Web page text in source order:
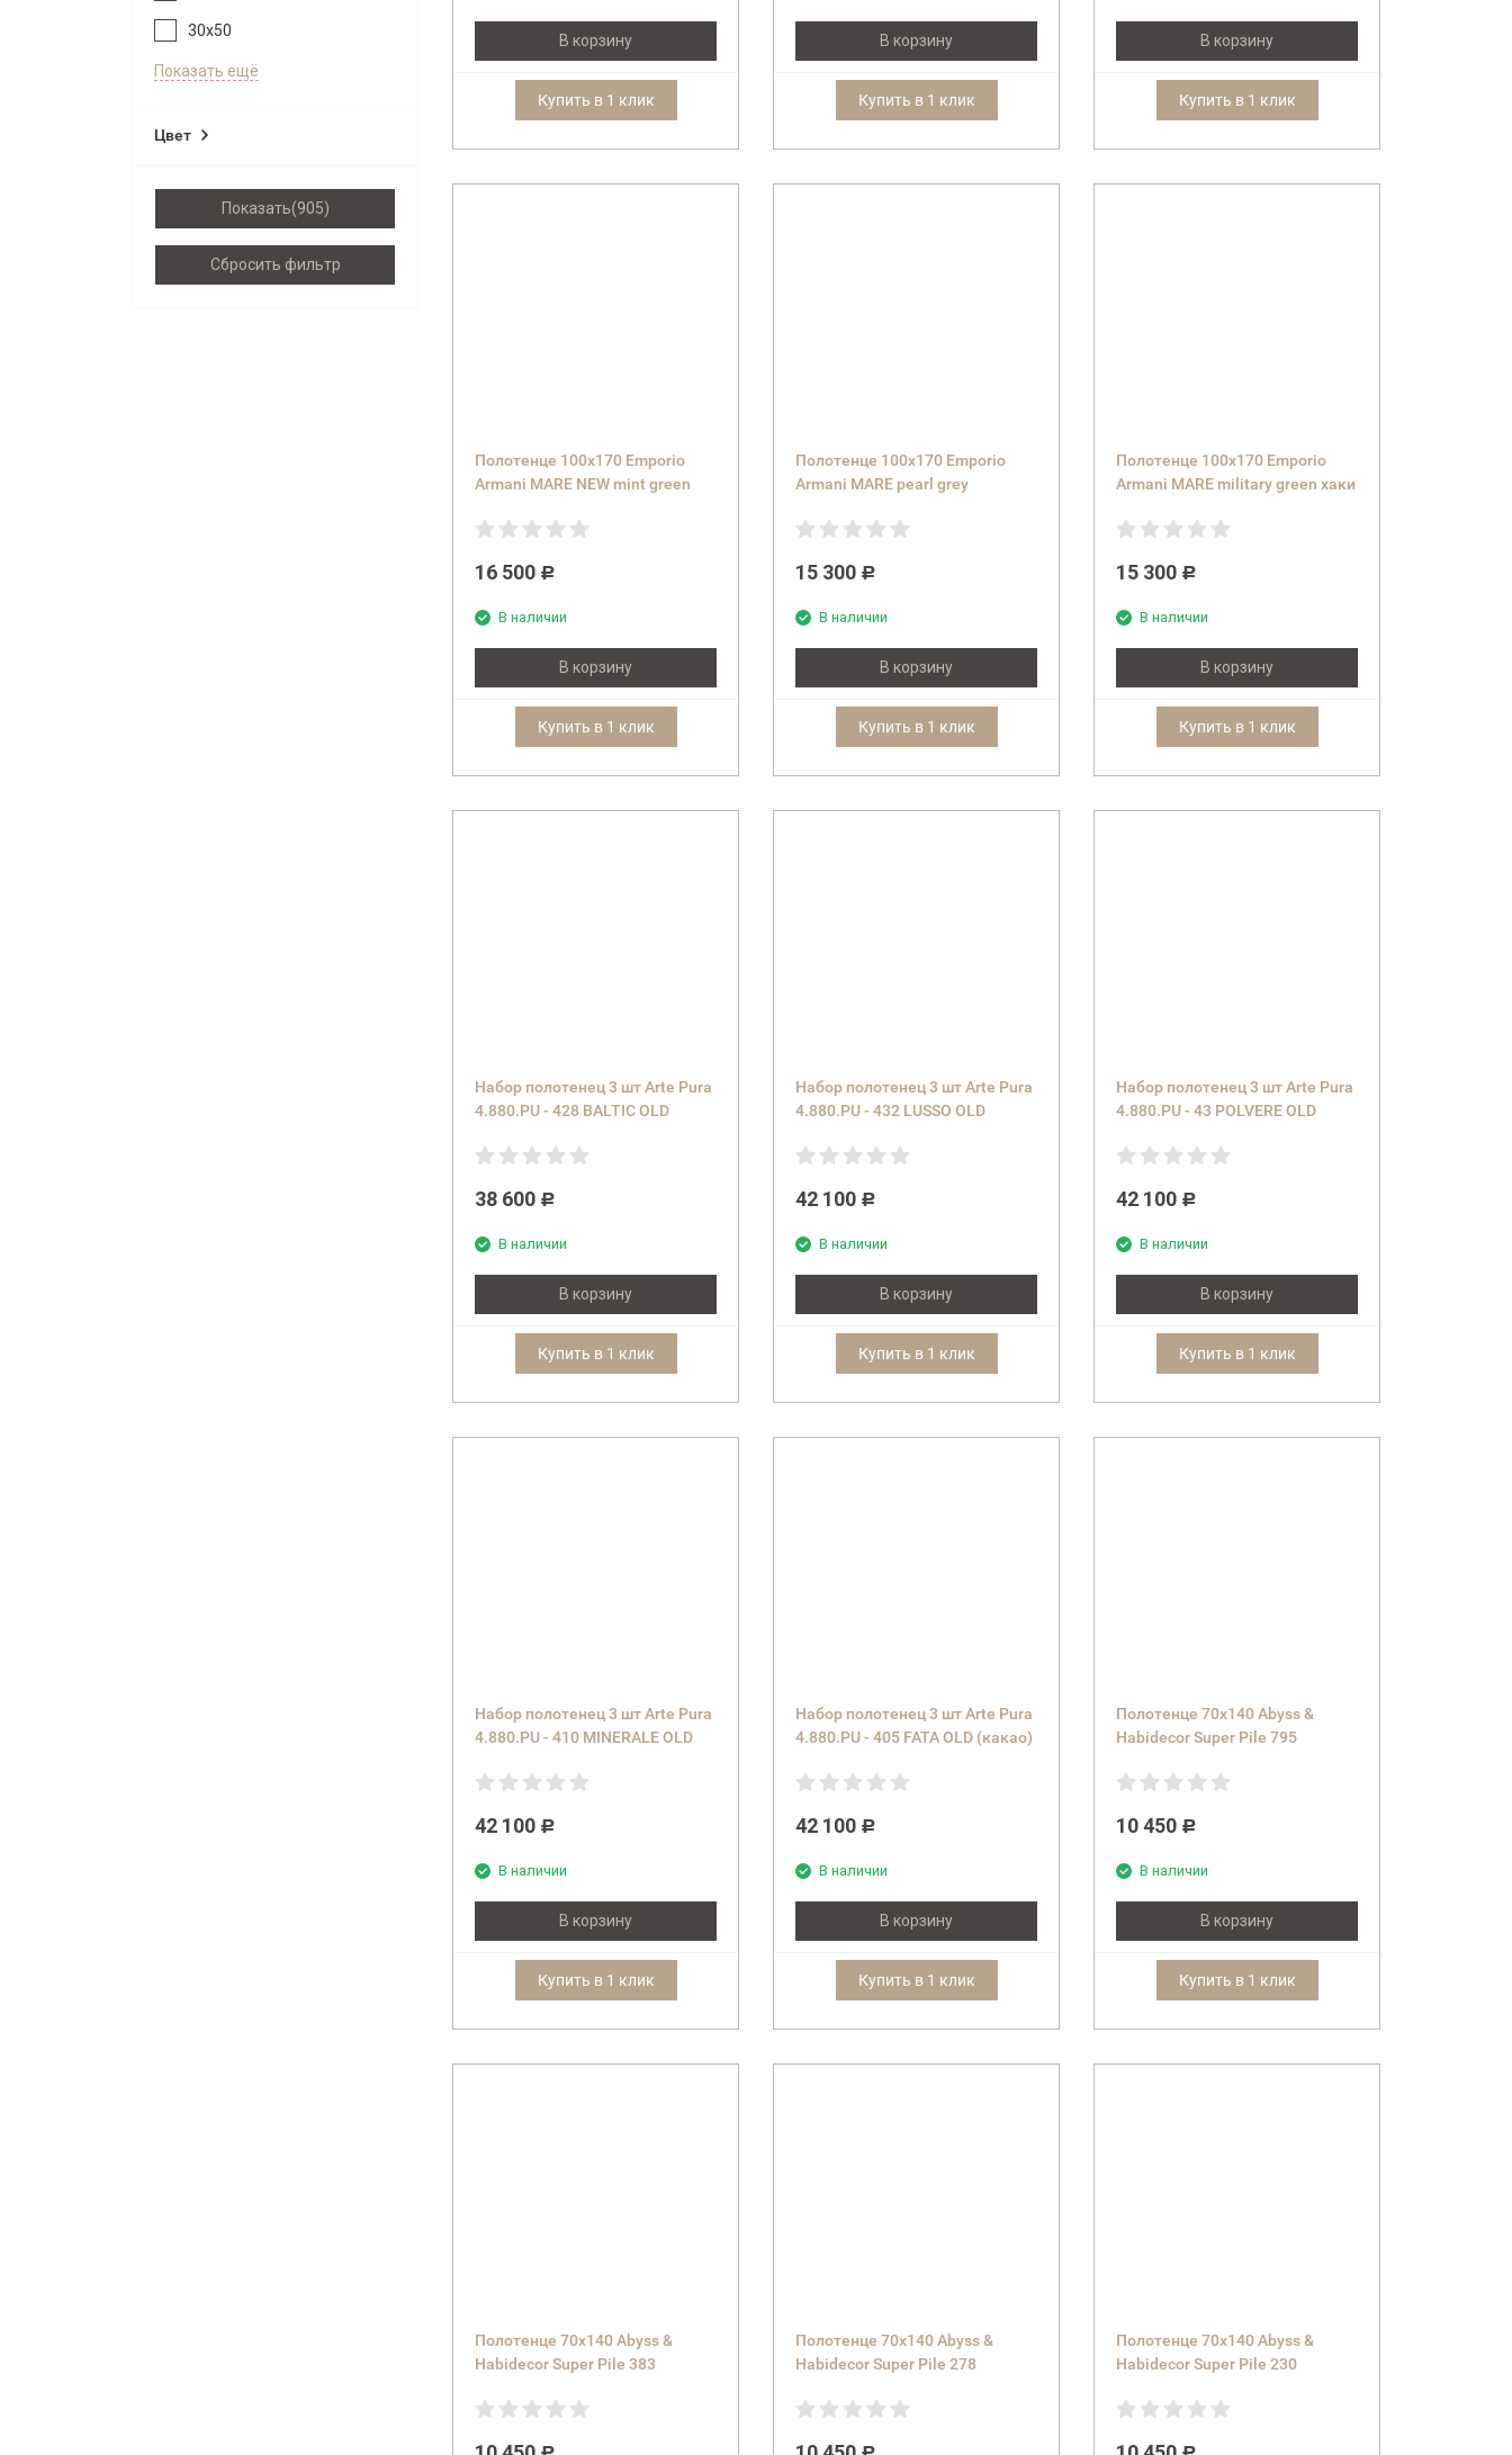
В корзину
Купить в 1 клик
В корзину
Купить в 1 клик
В корзину
Купить в 1 клик
Полотенце 100x170 Emporio
Armani MARE NEW mint green
16 500 Р
В наличии
В корзину
Купить в 1 клик
Полотенце 100x170 Emporio
Armani MARE pearl grey
15 300 Р
В наличии
В корзину
Купить в 1 клик
Полотенце 100x170 Emporio
Armani MARE military green хаки
15 300 Р
В наличии
В корзину
Купить в 1 клик
Набор полотенец 3 шт Arte Pura
4.880.PU - 428 BALTIC OLD
38 600 Р
В наличии
В корзину
Купить в 1 клик
Набор полотенец 3 шт Arte Pura
4.880.PU - 432 LUSSO OLD
42 100 Р
В наличии
В корзину
Купить в 1 клик
Набор полотенец 3 шт Arte Pura
4.880.PU - 43 POLVERE OLD
42 100 Р
В наличии
В корзину
Купить в 1 клик
Набор полотенец 3 шт Arte Pura
4.880.PU - 410 MINERALE OLD
42 100 Р
В наличии
В корзину
Купить в 1 клик
Набор полотенец 3 шт Arte Pura
4.880.PU - 405 FATA OLD (какао)
42 100 Р
В наличии
В корзину
Купить в 1 клик
Полотенце 70х140 Abyss &
Habidecor Super Pile 795
10 450 Р
В наличии
В корзину
Купить в 1 клик
Полотенце 70х140 Abyss &
Habidecor Super Pile 383
Полотенце 70х140 Abyss &
Habidecor Super Pile 278
Полотенце 70х140 Abyss &
Habidecor Super Pile 230
30x50
Показать ещё
Цвет
Показать
Сбросить фильтр